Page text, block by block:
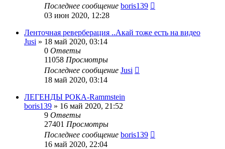
Последнее сообщение boris139
03 июн 2020, 12:28
Ленточная реверберация ..Акай тоже есть на видео
Jusi » 18 май 2020, 03:14
0 Ответы
11058 Просмотры
Последнее сообщение Jusi
18 май 2020, 03:14
ЛЕГЕНДЫ РОКА-Rammstein
boris139 » 16 май 2020, 21:52
9 Ответы
27401 Просмотры
Последнее сообщение boris139
16 май 2020, 22:04